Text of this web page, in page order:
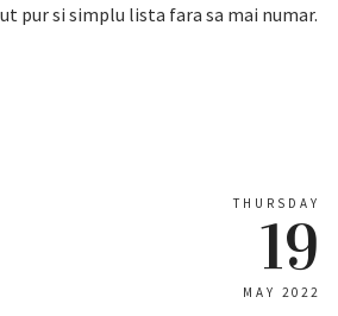
pur si simplu lista fara sa mai numar.
THURSDAY
19
MAY 2022